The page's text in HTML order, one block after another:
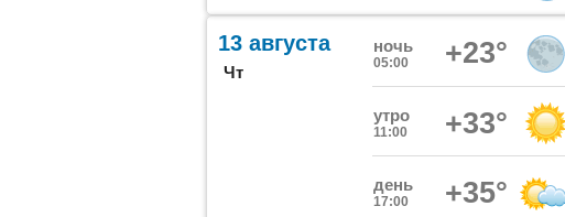
13 августа
Чт
ночь
05:00 +23°
утро
11:00 +33°
день
17:00 +35°